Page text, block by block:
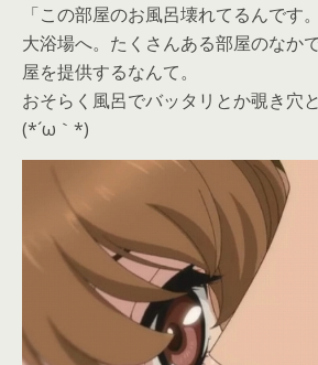
「この部屋のお風呂壊れてるんです。
大浴場へ。たくさんある部屋のなか
屋を提供するなんて。
おそらく風呂でバッタリとか覗き穴
(*´ω｀*)